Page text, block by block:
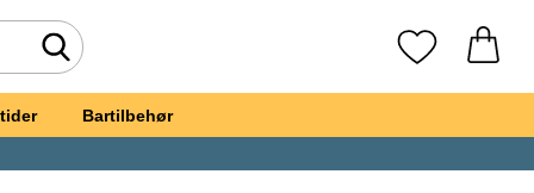
Foretag søgning Mine favoritter
Bartilbehør